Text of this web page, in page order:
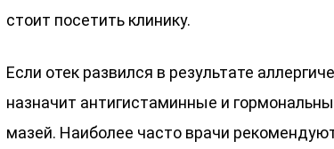
стоит посетить клинику.
Если отек развился в результате
назначит антигистаминные и
мазей. Наиболее часто врачи